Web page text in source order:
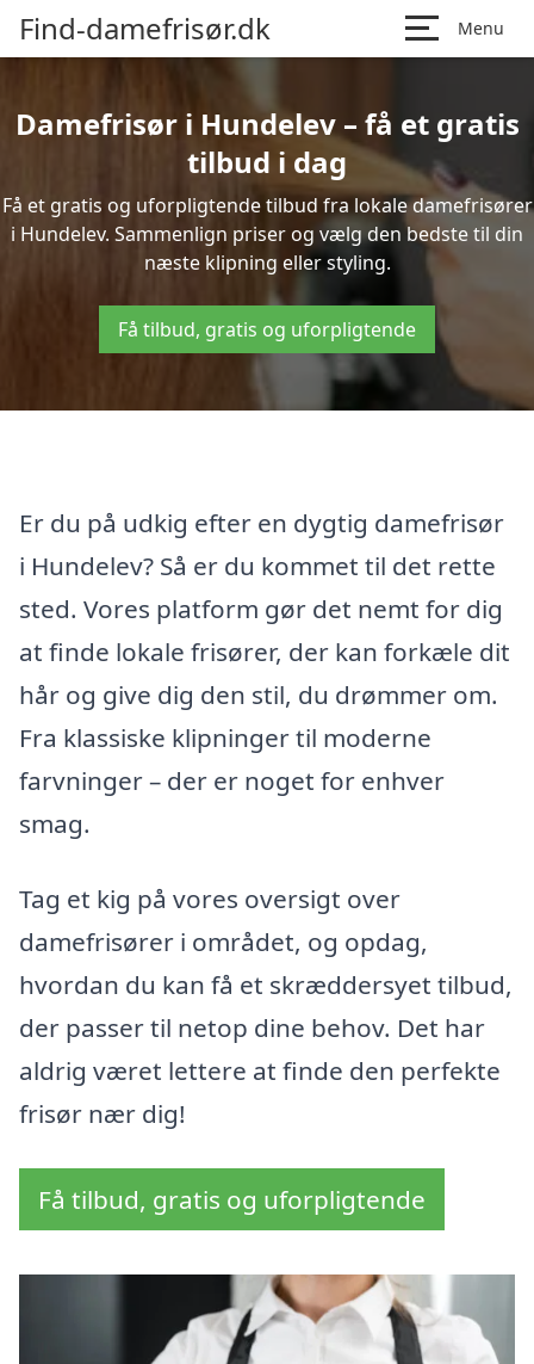
Find-damefrisør.dk Menu
Damefrisør i Hundelev – få et gratis
tilbud i dag
Få et gratis og uforpligtende tilbud fra lokale damefrisører
i Hundelev. Sammenlign priser og vælg den bedste til din
næste klipning eller styling.
Få tilbud, gratis og uforpligtende
Er du på udkig efter en dygtig damefrisør
i Hundelev? Så er du kommet til det rette
sted. Vores platform gør det nemt for dig
at finde lokale frisører, der kan forkæle dit
hår og give dig den stil, du drømmer om.
Fra klassiske klipninger til moderne
farvninger – der er noget for enhver
smag.
Tag et kig på vores oversigt over
damefrisører i området, og opdag,
hvordan du kan få et skræddersyet tilbud,
der passer til netop dine behov. Det har
aldrig været lettere at finde den perfekte
frisør nær dig!
Få tilbud, gratis og uforpligtende